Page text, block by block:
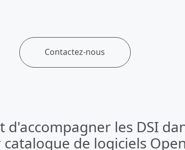
Contactez-nous
d'accompagner les DSI
de logiciels
de soutenir les
gouvernance de leur